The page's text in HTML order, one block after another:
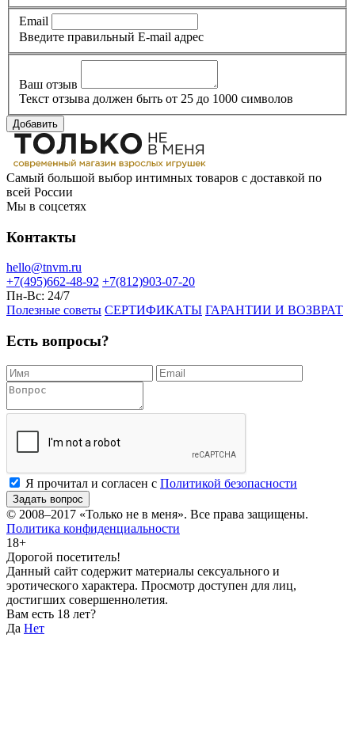
Email
Введите правильный E-mail адрес
Ваш отзыв
Текст отзыва должен быть от 25 до 1000 символов
Добавить
Самый большой выбор интимных товаров с доставкой по
всей России
Мы в соцсетях
Контакты
hello@tnvm.ru
+7(495)662-48-92 +7(812)903-07-20
Пн-Вс: 24/7
Полезные советы СЕРТИФИКАТЫ ГАРАНТИИ И ВОЗВРАТ
Есть вопросы?
Я прочитал и согласен с Политикой безопасности
Задать вопрос
© 2008–2017 «Только не в меня». Все права защищены.
Политика конфиденциальности
18+
Дорогой посетитель!
Данный сайт содержит материалы сексуального и
эротического характера. Просмотр доступен для лиц,
достигших совершеннолетия.
Вам есть 18 лет?
Да Нет